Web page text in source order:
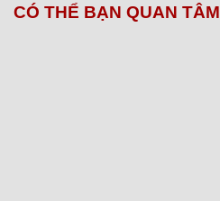
CÓ THỂ BẠN QUAN TÂM